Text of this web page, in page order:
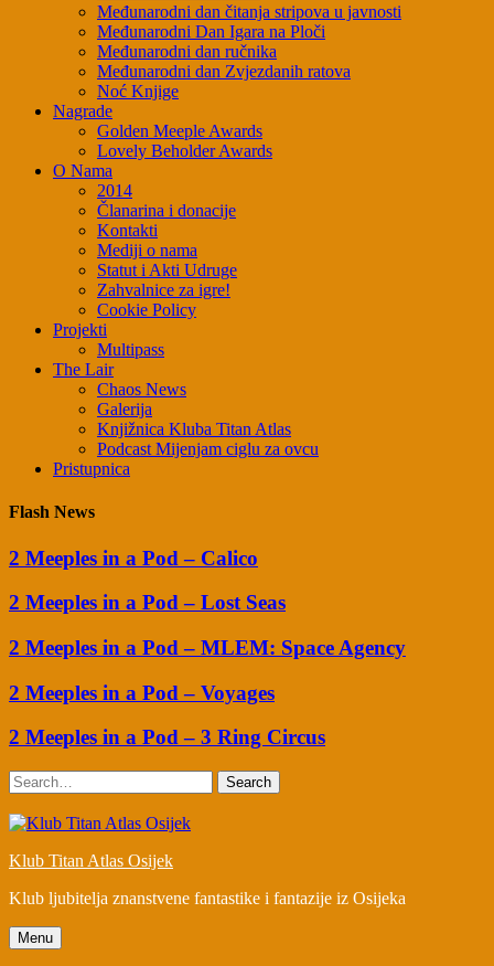
Međunarodni dan čitanja stripova u javnosti
Međunarodni Dan Igara na Ploči
Međunarodni dan ručnika
Međunarodni dan Zvjezdanih ratova
Noć Knjige
Nagrade
Golden Meeple Awards
Lovely Beholder Awards
O Nama
2014
Članarina i donacije
Kontakti
Mediji o nama
Statut i Akti Udruge
Zahvalnice za igre!
Cookie Policy
Projekti
Multipass
The Lair
Chaos News
Galerija
Knjižnica Kluba Titan Atlas
Podcast Mijenjam ciglu za ovcu
Pristupnica
Flash News
2 Meeples in a Pod – Calico
2 Meeples in a Pod – Lost Seas
2 Meeples in a Pod – MLEM: Space Agency
2 Meeples in a Pod – Voyages
2 Meeples in a Pod – 3 Ring Circus
Search
Klub Titan Atlas Osijek
Klub ljubitelja znanstvene fantastike i fantazije iz Osijeka
Menu